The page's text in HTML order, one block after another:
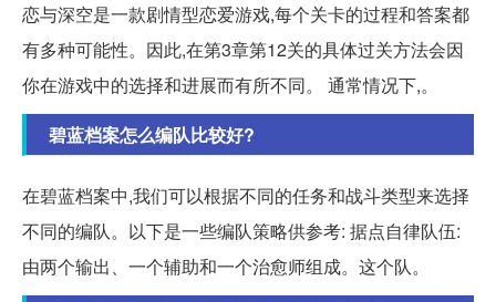
恋与深空是一款剧情型恋爱游戏,每个关卡的过程和答案都
有多种可能性。因此,在第3章第12关的具体过关方法会因
你在游戏中的选择和进展而有所不同。 通常情况下,。
碧蓝档案怎么编队比较好?
在碧蓝档案中,我们可以根据不同的任务和战斗类型来选择
不同的编队。以下是一些编队策略供参考: 据点自律队伍:
由两个输出、一个辅助和一个治愈师组成。这个队。